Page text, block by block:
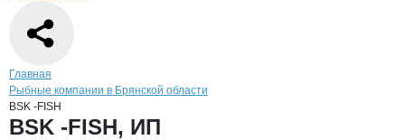
Навигация по сайту
Главная
Рыбные компании в Брянской области
BSK -FISH
Основная информация о компании
BSK -FISH, ИП